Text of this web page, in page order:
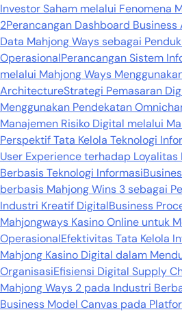
Investor Saham melalui Fenomena
2Perancangan Dashboard
Data Mahjong Ways sebagai
OperasionalPerancangan Sistem
melalui Mahjong Ways
ArchitectureStrategi Pemasaran
Menggunakan Pendekatan
Manajemen Risiko Digital melalui
Perspektif Tata Kelola Teknologi
User Experience terhadap Loyalitas
Berbasis Teknologi Informasi
berbasis Mahjong Wins 3 sebagai
Industri Kreatif DigitalBusiness
Mahjongways Kasino Online untuk
OperasionalEfektivitas Tata Kelola
Mahjong Kasino Digital dalam
OrganisasiEfisiensi Digital Supply
Mahjong Ways 2 pada Industri
Business Model Canvas pada